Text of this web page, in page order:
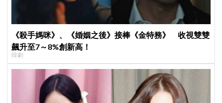
《殺手媽咪》、《婚姻之後》接棒《金特務》 收視雙雙
飆升至7～8%創新高！
韓劇